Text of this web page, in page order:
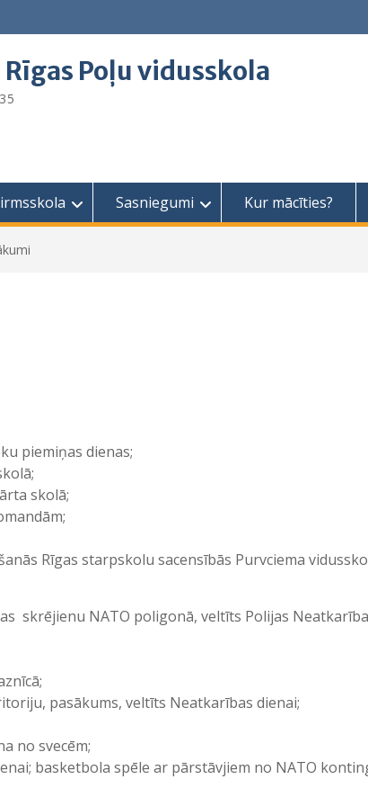
Poļu vidusskola
Sasniegumi Kur mācīties?
piemiņas dienas;
skolā;
Rīgas starpskolu sacensībās Purvciema
skrējienu NATO poligonā, veltīts Polijas
pasākums, veltīts Neatkarības dienai;
no svecēm;
basketbola spēle ar pārstāvjiem no NATO